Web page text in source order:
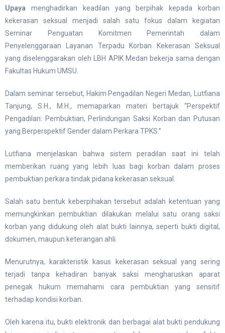
Upaya menghadirkan keadilan yang berpihak kepada korban
kekerasan seksual menjadi salah satu fokus dalam kegiatan
Seminar Penguatan Komitmen Pemerintah dalam
Penyelenggaraan Layanan Terpadu Korban Kekerasan Seksual
yang diselenggarakan oleh LBH APIK Medan bekerja sama dengan
Fakultas Hukum UMSU.
Dalam seminar tersebut, Hakim Pengadilan Negeri Medan, Lutfiana
Tanjung, S.H., M.H., memaparkan materi bertajuk “Perspektif
Pengadilan: Pembuktian, Perlindungan Saksi Korban dan Putusan
yang Berperspektif Gender dalam Perkara TPKS.”
Lutfiana menjelaskan bahwa sistem peradilan saat ini telah
memberikan ruang yang lebih luas bagi korban dalam proses
pembuktian perkara tindak pidana kekerasan seksual.
Salah satu bentuk keberpihakan tersebut adalah ketentuan yang
memungkinkan pembuktian dilakukan melalui satu orang saksi
korban yang didukung oleh alat bukti lainnya, seperti bukti digital,
dokumen, maupun keterangan ahli.
Menurutnya, karakteristik kasus kekerasan seksual yang sering
terjadi tanpa kehadiran banyak saksi mengharuskan aparat
penegak hukum memahami cara pembuktian yang sensitif
terhadap kondisi korban.
Oleh karena itu, bukti elektronik dan berbagai alat bukti pendukung